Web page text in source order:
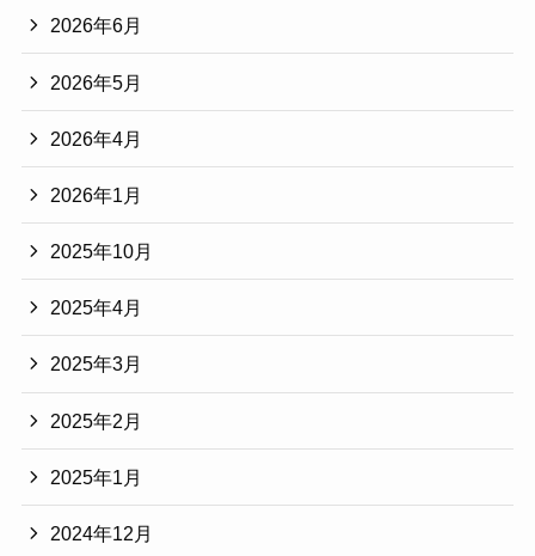
2026年6月
2026年5月
2026年4月
2026年1月
2025年10月
2025年4月
2025年3月
2025年2月
2025年1月
2024年12月